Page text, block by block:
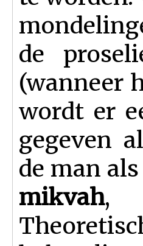
de
(wanneer
wordt er
gegeven
de man
mikvah,